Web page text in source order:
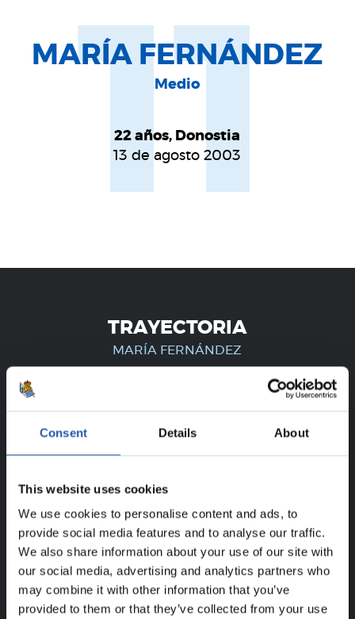
Consent Details About
This website uses cookies
We use cookies to personalise content and ads, to
provide social media features and to analyse our traffic.
We also share information about your use of our site with
our social media, advertising and analytics partners who
may combine it with other information that you’ve
provided to them or that they’ve collected from your use
MARÍA FERNÁNDEZ
Medio
22 años, Donostia
13 de agosto 2003
11
TRAYECTORIA
MARÍA FERNÁNDEZ
¡SOLO PARA USUARIOS
REGISTRADOS!
Este contenido es solo para los usuarios registrados en
nuestra web.
Regístrate haciendo clic en elLoginy disfruta de
contenido exclusivo para ti.